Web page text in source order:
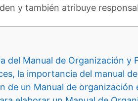
y también atribuye
del Manual de Organización y
la importancia del manual
de un Manual de organización